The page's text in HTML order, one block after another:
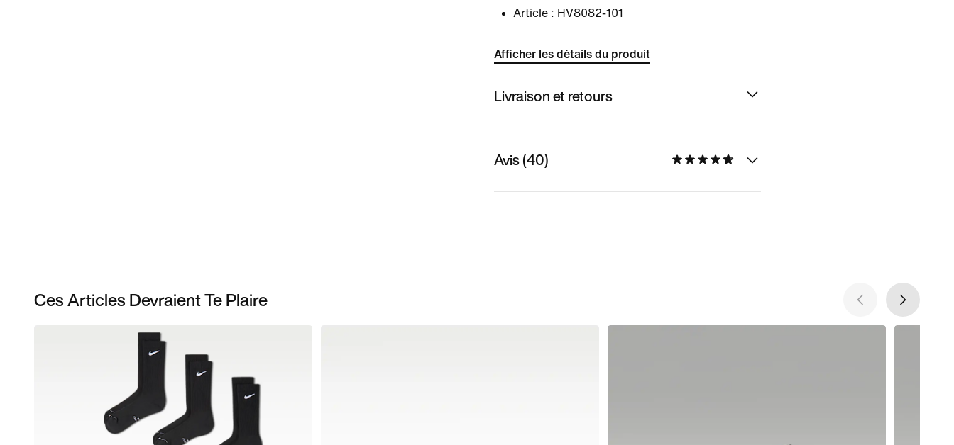
Article : HV8082-101
Afficher les détails du produit
Livraison et retours
Avis (40)
Ces Articles Devraient Te Plaire